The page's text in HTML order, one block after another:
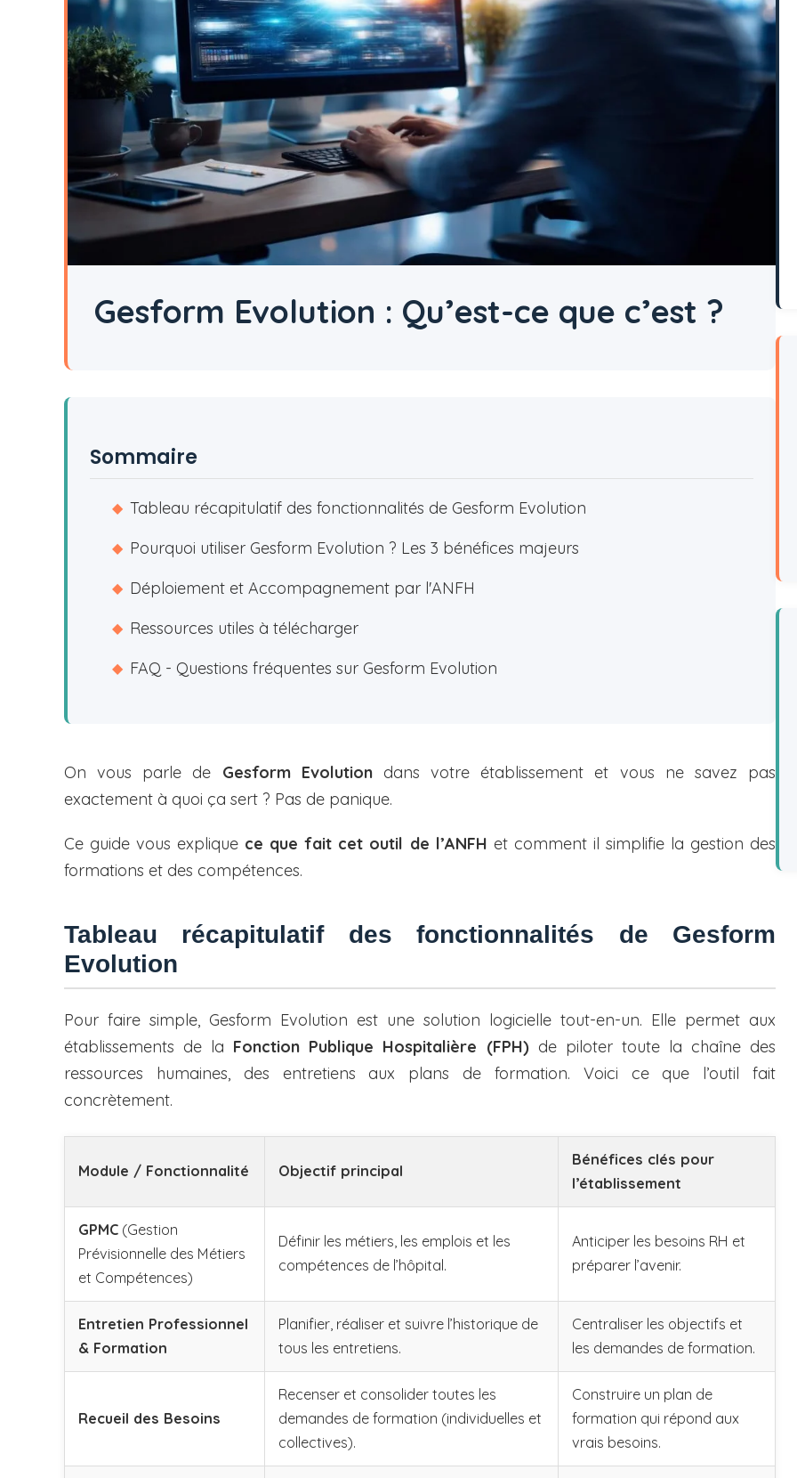
Gesform Evolution : Qu’est-ce que c’est ?
Sommaire
◆ Tableau récapitulatif des fonctionnalités de Gesform Evolution
◆ Pourquoi utiliser Gesform Evolution ? Les 3 bénéfices majeurs
◆ Déploiement et Accompagnement par l'ANFH
◆ Ressources utiles à télécharger
◆ FAQ - Questions fréquentes sur Gesform Evolution
On vous parle de Gesform Evolutiondans votre établissement et vous ne savez pas
exactement à quoi ça sert ? Pas de panique.
Ce guide vous explique ce que fait cet outil de l’ANFH et comment il simplifie la gestion des
formations et des compétences.
Tableau récapitulatif des fonctionnalités de Gesform
Evolution
Pour faire simple, Gesform Evolution est une solution logicielle tout-en-un. Elle permet aux
établissements de la Fonction Publique Hospitalière (FPH)de piloter toute la chaîne des
ressources humaines, des entretiens aux plans de formation. Voici ce que l’outil fait
concrètement.
Module / Fonctionnalité Objectif principal
Bénéfices clés pour
l’établissement
GPMC (Gestion
Prévisionnelle des Métiers
et Compétences)
Définir les métiers, les emplois et les
compétences de l’hôpital.
Anticiper les besoins RH et
préparer l’avenir.
Entretien Professionnel
& Formation
Planifier, réaliser et suivre l’historique de
tous les entretiens.
Centraliser les objectifs et
les demandes de formation.
Recueil des Besoins
Recenser et consolider toutes les
demandes de formation (individuelles et
collectives).
Construire un plan de
formation qui répond aux
vrais besoins.